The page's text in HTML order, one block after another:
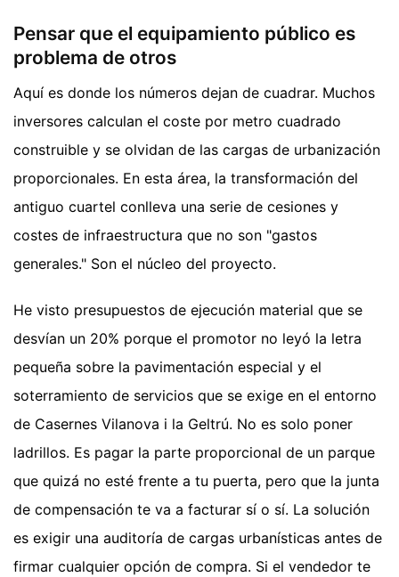
Pensar que el equipamiento público es
problema de otros
Aquí es donde los números dejan de cuadrar. Muchos
inversores calculan el coste por metro cuadrado
construible y se olvidan de las cargas de urbanización
proporcionales. En esta área, la transformación del
antiguo cuartel conlleva una serie de cesiones y
costes de infraestructura que no son "gastos
generales." Son el núcleo del proyecto.
He visto presupuestos de ejecución material que se
desvían un 20% porque el promotor no leyó la letra
pequeña sobre la pavimentación especial y el
soterramiento de servicios que se exige en el entorno
de Casernes Vilanova i la Geltrú. No es solo poner
ladrillos. Es pagar la parte proporcional de un parque
que quizá no esté frente a tu puerta, pero que la junta
de compensación te va a facturar sí o sí. La solución
es exigir una auditoría de cargas urbanísticas antes de
firmar cualquier opción de compra. Si el vendedor te